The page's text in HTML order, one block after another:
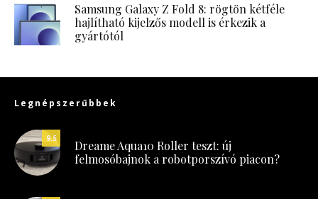
Samsung Galaxy Z Fold 8: rögtön kétféle
hajlítható kijelzős modell is érkezik a
gyártótól
Legnépszerűbbek
9.5
Dreame Aqua10 Roller teszt: új
felmosóbajnok a robotporszívó piacon?